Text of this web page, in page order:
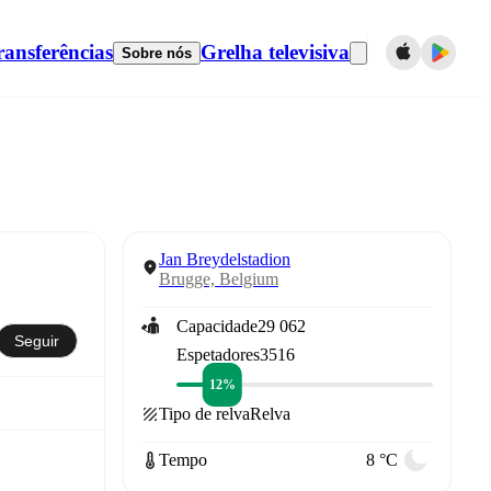
Sobre nós Grelha televisiva
Seguir
Jan Breydelstadion
Brugge, Belgium
Capacidade29 062
Espetadores3516
12%
Tipo de relvaRelva
Tempo 8 °C